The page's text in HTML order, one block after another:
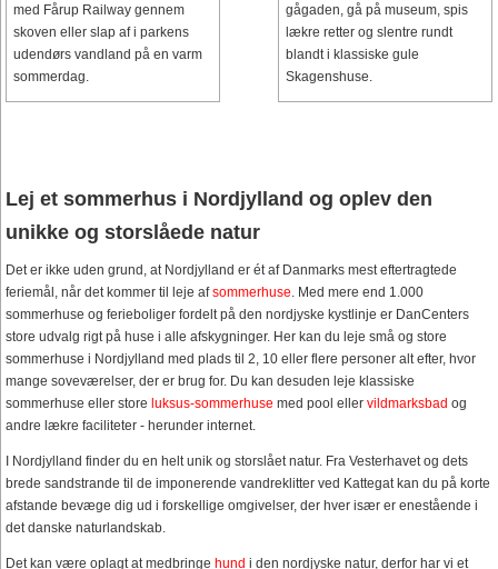
med Fårup Railway gennem
skoven eller slap af i parkens
udendørs vandland på en varm
sommerdag.
gågaden, gå på museum, spis
lækre retter og slentre rundt
blandt i klassiske gule
Skagenshuse.
Lej et sommerhus i Nordjylland og oplev den
unikke og storslåede natur
Det er ikke uden grund, at Nordjylland er ét af Danmarks mest eftertragtede
feriemål, når det kommer til leje afsommerhuse . Med mere end 1.000
sommerhuse og ferieboliger fordelt på den nordjyske kystlinje er DanCenters
store udvalg rigt på huse i alle afskygninger. Her kan du leje små og store
sommerhuse i Nordjylland med plads til 2, 10 eller flere personer alt efter, hvor
mange soveværelser, der er brug for. Du kan desuden leje klassiske
sommerhuse eller store luksus-sommerhuse med pool eller vildmarksbad og
andre lækre faciliteter - herunder internet.
I Nordjylland finder du en helt unik og storslået natur. Fra Vesterhavet og dets
brede sandstrande til de imponerende vandreklitter ved Kattegat kan du på korte
afstande bevæge dig ud i forskellige omgivelser, der hver især er enestående i
det danske naturlandskab.
Det kan være oplagt at medbringe hund i den nordjyske natur, derfor har vi et